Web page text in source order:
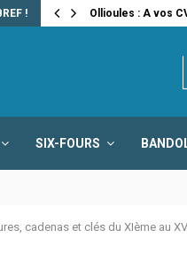
! Ollioules : A vos
SIX-FOURS
cadenas et clés du XIème au